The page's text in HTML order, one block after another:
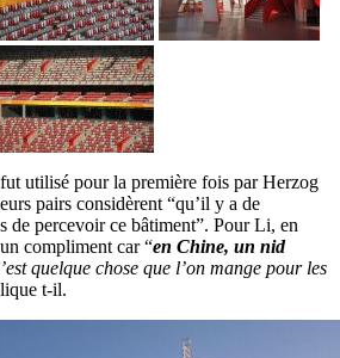
utilisé pour la première fois par Herzog
pairs considèrent “qu’il y a de
de percevoir ce bâtiment”. Pour Li, en
compliment car “en Chine, un nid
quelque chose que l’on mange pour les
t-il.